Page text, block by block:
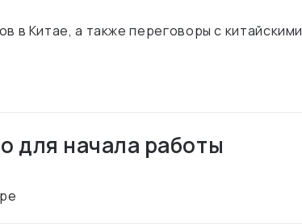
для начала работы